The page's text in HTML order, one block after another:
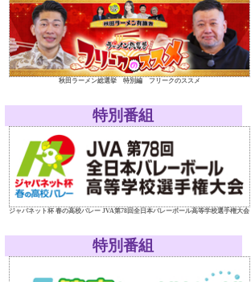
秋田ラーメン総選挙 特別編 フリークのススメ
特別番組
ジャパネット杯 春の高校バレー JVA第78回全日本バレーボール高等学校選手権大会
特別番組